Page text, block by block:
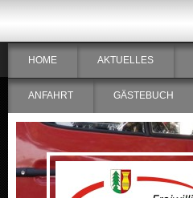
HOME AKTUELLES
ANFAHRT GÄSTEBUCH